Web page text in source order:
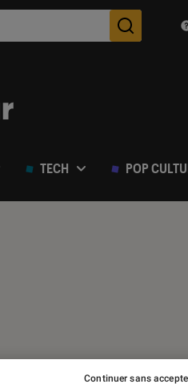
Des
TECH POP
Continuer sans